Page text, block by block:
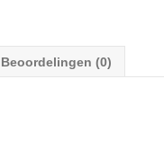
Beoordelingen (0)